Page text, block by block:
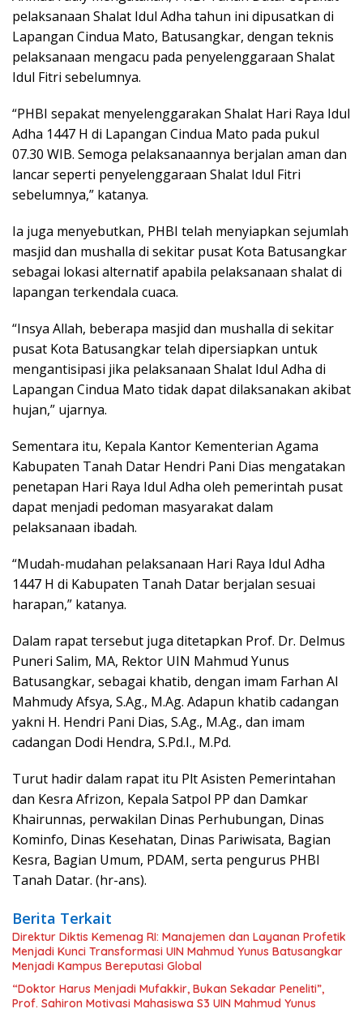
pelaksanaan Shalat Idul Adha tahun ini dipusatkan di
Lapangan Cindua Mato, Batusangkar, dengan teknis
pelaksanaan mengacu pada penyelenggaraan Shalat
Idul Fitri sebelumnya.
“PHBI sepakat menyelenggarakan Shalat Hari Raya Idul
Adha 1447 H di Lapangan Cindua Mato pada pukul
07.30 WIB. Semoga pelaksanaannya berjalan aman dan
lancar seperti penyelenggaraan Shalat Idul Fitri
sebelumnya,” katanya.
Ia juga menyebutkan, PHBI telah menyiapkan sejumlah
masjid dan mushalla di sekitar pusat Kota Batusangkar
sebagai lokasi alternatif apabila pelaksanaan shalat di
lapangan terkendala cuaca.
“Insya Allah, beberapa masjid dan mushalla di sekitar
pusat Kota Batusangkar telah dipersiapkan untuk
mengantisipasi jika pelaksanaan Shalat Idul Adha di
Lapangan Cindua Mato tidak dapat dilaksanakan akibat
hujan,” ujarnya.
Sementara itu, Kepala Kantor Kementerian Agama
Kabupaten Tanah Datar Hendri Pani Dias mengatakan
penetapan Hari Raya Idul Adha oleh pemerintah pusat
dapat menjadi pedoman masyarakat dalam
pelaksanaan ibadah.
“Mudah-mudahan pelaksanaan Hari Raya Idul Adha
1447 H di Kabupaten Tanah Datar berjalan sesuai
harapan,” katanya.
Dalam rapat tersebut juga ditetapkan Prof. Dr. Delmus
Puneri Salim, MA, Rektor UIN Mahmud Yunus
Batusangkar, sebagai khatib, dengan imam Farhan Al
Mahmudy Afsya, S.Ag., M.Ag. Adapun khatib cadangan
yakni H. Hendri Pani Dias, S.Ag., M.Ag., dan imam
cadangan Dodi Hendra, S.Pd.I., M.Pd.
Turut hadir dalam rapat itu Plt Asisten Pemerintahan
dan Kesra Afrizon, Kepala Satpol PP dan Damkar
Khairunnas, perwakilan Dinas Perhubungan, Dinas
Kominfo, Dinas Kesehatan, Dinas Pariwisata, Bagian
Kesra, Bagian Umum, PDAM, serta pengurus PHBI
Tanah Datar. (hr-ans).
Berita Terkait
Direktur Diktis Kemenag RI: Manajemen dan Layanan Profetik
Menjadi Kunci Transformasi UIN Mahmud Yunus Batusangkar
Menjadi Kampus Bereputasi Global
“Doktor Harus Menjadi Mufakkir, Bukan Sekadar Peneliti”,
Prof. Sahiron Motivasi Mahasiswa S3 UIN Mahmud Yunus